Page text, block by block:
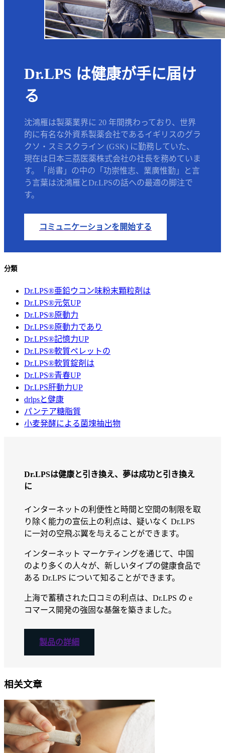
Dr.LPS は健康が手に届け
る
沈鴻雁は製薬業界に 20 年間携わっており、世界
的に有名な外資系製薬会社であるイギリスのグラ
クソ・スミスクライン (GSK) に勤務していた、
現在は日本三茘医薬株式会社の社長を務めていま
す。「尚書」の中の「功崇惟志、業廣惟勤」と言
う言葉は沈鴻雁とDr.LPSの話への最適の脚注で
す。
コミュニケーションを開始する
分類
Dr.LPS®亜鉛ウコン味粉末顆粒剤は
Dr.LPS®元気UP
Dr.LPS®原動力
Dr.LPS®原動力であり
Dr.LPS®記憶力UP
Dr.LPS®軟質ペレットの
Dr.LPS®軟質錠剤は
Dr.LPS®青春UP
Dr.LPS肝動力UP
drlpsと健康
パンテア糖脂質
小麦発酵による菌塊抽出物
Dr.LPSは健康と引き換え、夢は成功と引き換え
に
インターネットの利便性と時間と空間の制限を取
り除く能力の宣伝上の利点は、疑いなく Dr.LPS
に一対の空飛ぶ翼を与えることができます。
インターネット マーケティングを通じて、中国
のより多くの人々が、新しいタイプの健康食品で
ある Dr.LPS について知ることができます。
上海で蓄積された口コミの利点は、Dr.LPS の e
コマース開発の強固な基盤を築きました。
製品の詳細
相关文章